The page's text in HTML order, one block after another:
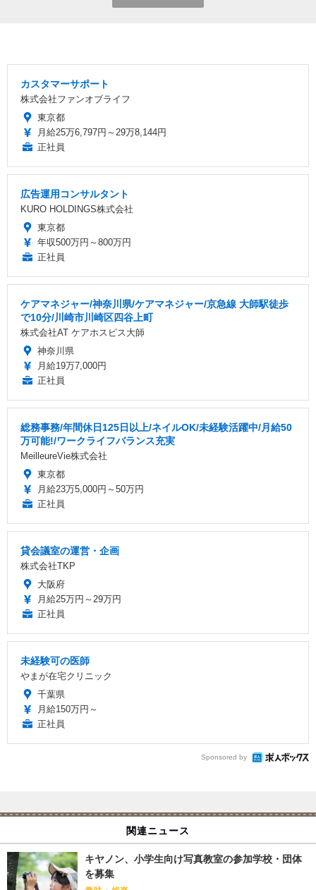
カスタマーサポート
株式会社ファンオブライフ
東京都
月給25万6,797円～29万8,144円
正社員
広告運用コンサルタント
KURO HOLDINGS株式会社
東京都
年収500万円～800万円
正社員
ケアマネジャー/神奈川県/ケアマネジャー/京急線 大師駅徒歩
で10分/川崎市川崎区四谷上町
株式会社AT ケアホスピス大師
神奈川県
月給19万7,000円
正社員
総務事務/年間休日125日以上/ネイルOK/未経験活躍中/月給50
万可能!/ワークライフバランス充実
MeilleureVie株式会社
東京都
月給23万5,000円～50万円
正社員
貸会議室の運営・企画
株式会社TKP
大阪府
月給25万円～29万円
正社員
未経験可の医師
やまが在宅クリニック
千葉県
月給150万円～
正社員
Sponsored by
関連ニュース
キヤノン、小学生向け写真教室の参加学校・団体
を募集